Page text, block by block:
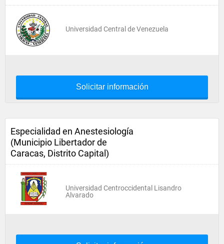
Universidad Central de Venezuela
Solicitar información
Especialidad en Anestesiología
(Municipio Libertador de
Caracas, Distrito Capital)
Universidad Centroccidental Lisandro
Alvarado